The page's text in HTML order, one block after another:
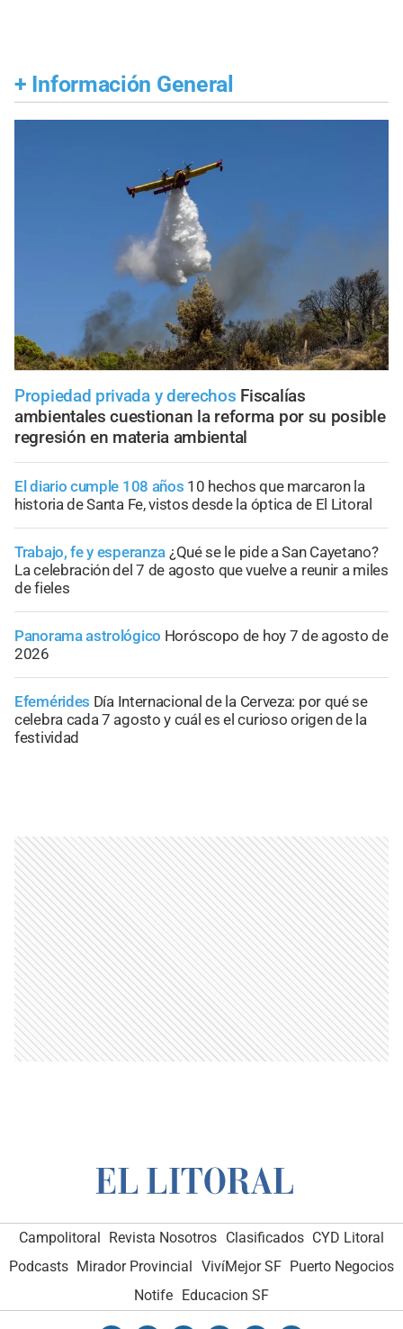
+ Información General
Propiedad privada y derechos Fiscalías
ambientales cuestionan la reforma por su posible
regresión en materia ambiental
El diario cumple 108 años 10 hechos que marcaron la
historia de Santa Fe, vistos desde la óptica de El Litoral
Trabajo, fe y esperanza ¿Qué se le pide a San Cayetano?
La celebración del 7 de agosto que vuelve a reunir a miles
de fieles
Panorama astrológico Horóscopo de hoy 7 de agosto de
2026
Efemérides Día Internacional de la Cerveza: por qué se
celebra cada 7 agosto y cuál es el curioso origen de la
festividad
Campolitoral Revista Nosotros Clasificados CYD Litoral
Podcasts Mirador Provincial VivíMejor SF Puerto Negocios
Notife Educacion SF